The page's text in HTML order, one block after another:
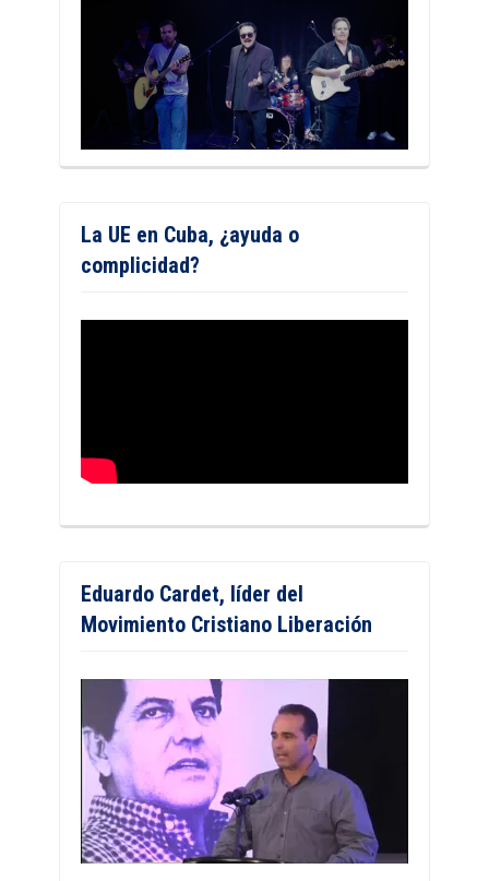
La UE en Cuba, ¿ayuda o
complicidad?
Eduardo Cardet, líder del
Movimiento Cristiano Liberación